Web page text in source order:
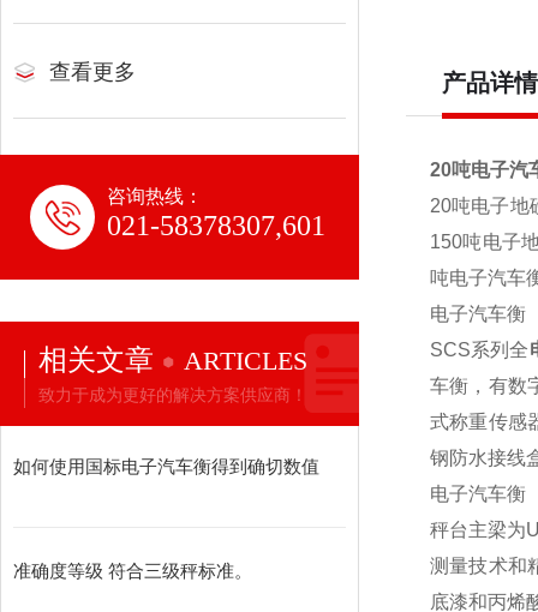
查看更多
咨询热线：
021-58378307,601
相关文章 ARTICLES
致力于成为更好的解决方案供应商！
如何使用国标电子汽车衡得到确切数值
准确度等级 符合三级秤标准。
产品详情
20吨电子汽
20吨电子地
150吨电子
吨电子汽车
电子汽车衡
SCS系列全
车衡，有数
式称重传感
钢防水接线
电子汽车衡
秤台主梁为
测量技术和
底漆和丙烯